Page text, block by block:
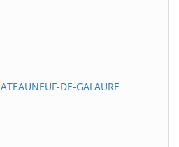
DE-GALAURE